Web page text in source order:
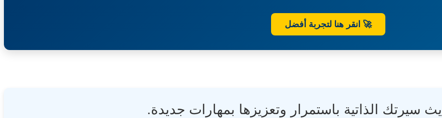
🚀 انقر هنا لتجربة أفضل
سيرتك الذاتية باستمرار وتعزيزها بمهارات جديدة.